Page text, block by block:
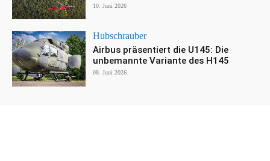
10. Juni 2026
Hubschrauber
Airbus präsentiert die U145: Die
unbemannte Variante des H145
08. Juni 2026